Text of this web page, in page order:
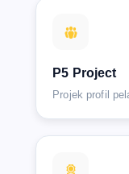
P5 Project
Projek profil